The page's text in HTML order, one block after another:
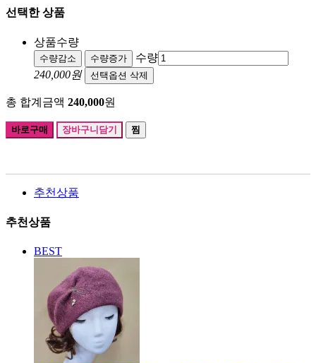
선택한 상품
상품수량
수량감소 수량증가
수량
240,000원
선택옵션 삭제
총 합계금액 240,000원
바로구매 장바구니담기 찜
추천상품
추천상품
BEST